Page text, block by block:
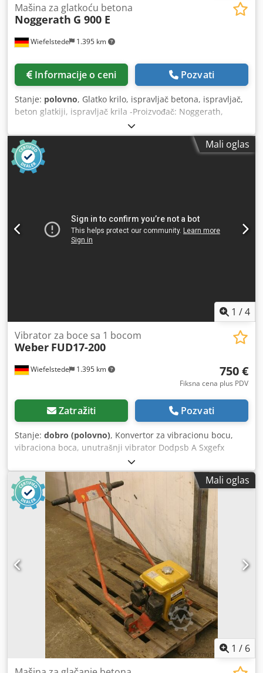
Wiefelstede 1.395 km
Mašina za glatkoću betona
Noggerath G 900 E
Informacije o ceni Pozvati
Stanje: polovno, Glatko krilo, ispravljač betona, ispravljač,
beton glatkiji, ispravljač krila -Proizvođač: Noggerath,
Ručna mašina za glatkoću betona tip G 900 E -Snaga:
1.5/1.8 kW 1400/2850 rpm Dedehgm Ekepfx Ahkjck -Prečnik
ploče: 835 mm -Dimenzije transporta: 1200/1000/H1260
mm -Težina: 81 kg
Mali oglas
1 /4
Wiefelstede 1.395 km
Vibrator za boce sa 1 bocom
Weber FUD17-200
750 €
Fiksna cena plus PDV
Zatražiti Pozvati
Stanje: dobro (polovno), Konvertor za vibracionu bocu,
vibraciona boca, unutrašnji vibrator Dodpsb A Sxgefx
Ahkock -Frekventni konvertor -Broj vibracionih boca: 1
komad -Dužina kabla: cca 6 m -Težina: 72 kg -
Funkcionalnost proverena
Mali oglas
1 / 6